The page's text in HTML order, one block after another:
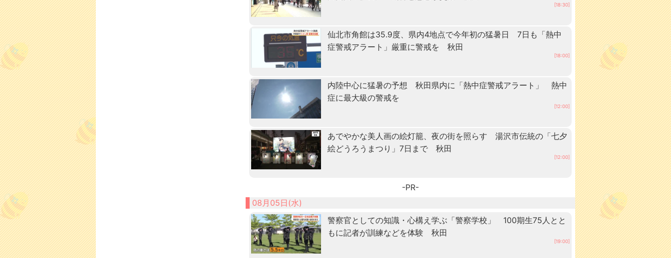
[18:30]
仙北市角館は35.9度、県内4地点で今年初の猛暑日 7日も「熱中
症警戒アラート」厳重に警戒を 秋田
[18:00]
内陸中心に猛暑の予想 秋田県内に「熱中症警戒アラート」 熱中
症に最大級の警戒を
[12:00]
あでやかな美人画の絵灯籠、夜の街を照らす 湯沢市伝統の「七夕
絵どうろうまつり」7日まで 秋田
[12:00]
-PR-
08月05日(水)
警察官としての知識・心構え学ぶ「警察学校」 100期生75人とと
もに記者が訓練などを体験 秋田
[19:00]